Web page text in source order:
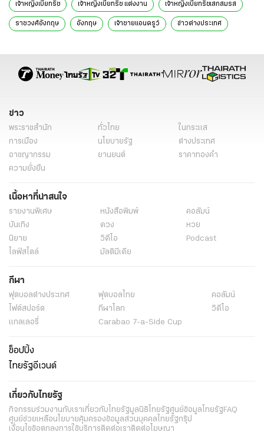
เจ้าหญิงเบียทริซ เจ้าหญิงเบียทริซ แต่งงาน เจ้าหญิงเบียทริซเสกสมรส
ราชวงศ์อังกฤษ อังกฤษ เจ้าชายแอนดรูว์ ข่าวต่างประเทศ
ข่าว
พระราชสำนัก ทั่วไทย
ในกระแส
การเมือง
นโยบายรัฐ
ต่างประเทศ
อาชญากรรม
ยานยนต์
ราคาทองคำ
ความยั่งยืน
เนื้อหาที่น่าสนใจ
รายงานพิเศษ หนังสือพิมพ์
คอลัมน์
บันเทิง
ดวง
หวย
นิยาย
วิดีโอ
Podcast
ไลฟ์สไตล์
มัลติมีเดีย
กีฬา
ฟุตบอลต่่างประเทศ ฟุตบอลไทย
คอลัมน์
ไฟต์สปอร์ต
กีฬาโลก
วิดีโอ
แกลเลอรี่
Carabao 7-a-Side Cup
ช็อปปิ้ง
ไทยรัฐอีเวนต์
เกี่ยวกับไทยรัฐ
กิจกรรมร่วมงานกับเราเกี่ยวกับไทยรัฐมูลนิธิไทยรัฐศูนย์ข้อมูลไทยรัฐFAQ
ศูนย์ช่วยเหลือนโยบายคุ้มครองข้อมูลส่วนบุคคลไทยรัฐกรุ๊ป
เงื่อนไขข้อตกลงการใช้บริการติดต่อเราติดต่อโฆษณา